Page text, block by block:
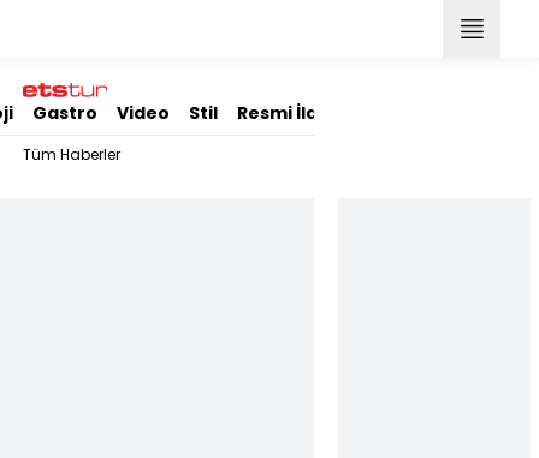
Gastro Video Stil Resmi İlanlar
Tüm Haberler